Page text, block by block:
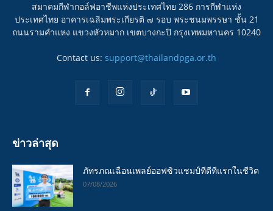
สมาคมกีฬากอล์ฟอาชีพแห่งประเทศไทย 286 การกีฬาแห่ง
ประเทศไทย อาคารเฉลิมพระเกียรติ ๗ รอบ พระชนมพรรษา ชั้น 21
ถนนรามคำแหง แขวงหัวหมาก เขตบางกะปิ กรุงเทพมหานคร 10240
Contact us: support@thailandpga.or.th
ข่าวล่าสุด
ภัทรภณเฉือนเพลย์ออฟซิวแชมป์ทีดีทีแรกในชีวิต
07/08/2026